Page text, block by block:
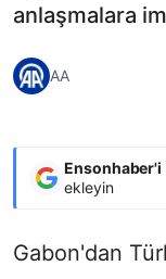
anlaşmalara
AA
Ensonhaber'i
ekleyin
Gabon'dan